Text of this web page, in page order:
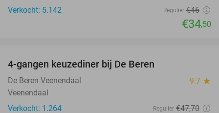
Verkocht: 5.142
Regulier €46
€34,50
4-gangen keuzediner bij De Beren
De Beren Veenendaal 9.7 star
Veenendaal
Verkocht: 1.264
Regulier €47,70